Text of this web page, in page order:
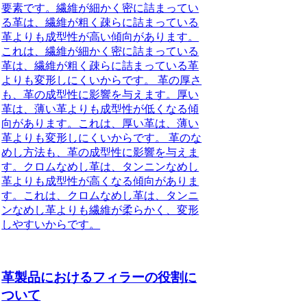
要素です。繊維が細かく密に詰まってい
る革は、繊維が粗く疎らに詰まっている
革よりも成型性が高い傾向があります。
これは、繊維が細かく密に詰まっている
革は、繊維が粗く疎らに詰まっている革
よりも変形しにくいからです。 革の厚さ
も、革の成型性に影響を与えます。厚い
革は、薄い革よりも成型性が低くなる傾
向があります。これは、厚い革は、薄い
革よりも変形しにくいからです。 革のな
めし方法も、革の成型性に影響を与えま
す。クロムなめし革は、タンニンなめし
革よりも成型性が高くなる傾向がありま
す。これは、クロムなめし革は、タンニ
ンなめし革よりも繊維が柔らかく、変形
しやすいからです。
革製品におけるフィラーの役割に
ついて